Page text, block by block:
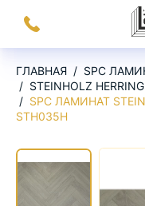
Заказать
звонок
ГЛАВНАЯ SPC
STEINHOLZ
SPC ЛАМИНАТ
STH035Н